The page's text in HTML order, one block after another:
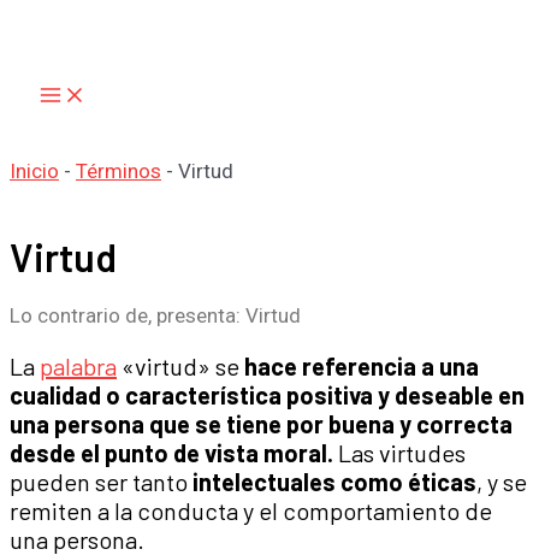
Inicio - Términos - Virtud
Virtud
Lo contrario de, presenta: Virtud
La palabra «virtud» se hace referencia a una
cualidad o característica positiva y deseable en
una persona que se tiene por buena y correcta
desde el punto de vista moral. Las virtudes
pueden ser tanto intelectuales como éticas, y se
remiten a la conducta y el comportamiento de
una persona.